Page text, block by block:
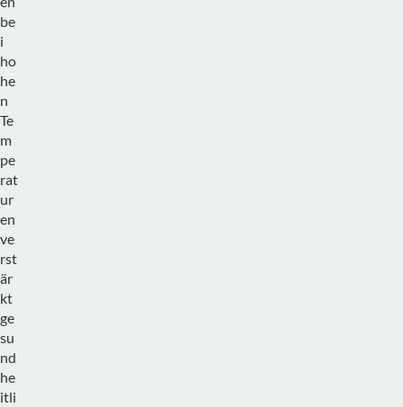
be
i
ho
he
n
Te
m
pe
rat
ur
en
ve
rst
är
kt
ge
su
nd
he
itli